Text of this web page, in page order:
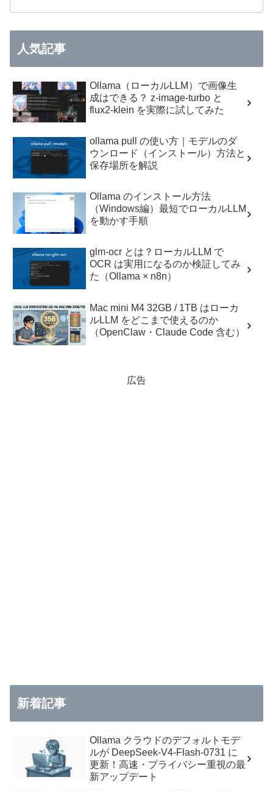
人気記事
Ollama（ローカルLLM）で画像生
成はできる？ z-image-turbo と
flux2-klein を実際に試してみた
ollama pull の使い方｜モデルのダ
ウンロード（インストール）方法と
保存場所を解説
Ollama のインストール方法
（Windows編）最短でローカルLLM
を動かす手順
glm-ocr とは？ローカルLLM で
OCR は実用になるのか検証してみ
た（Ollama × n8n）
Mac mini M4 32GB / 1TB はローカ
ルLLM をどこまで使えるのか
（OpenClaw・Claude Code 含む）
広告
新着記事
Ollama クラウドのデフォルトモデ
ルが DeepSeek-V4-Flash-0731 に
更新！高速・プライバシー重視の最
新アップデート